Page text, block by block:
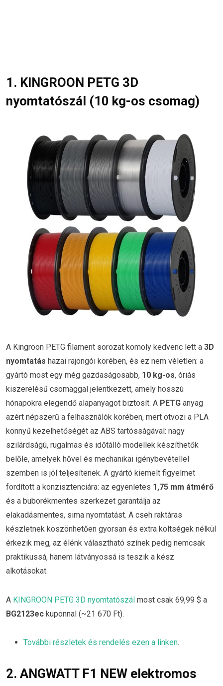
1. KINGROON PETG 3D
nyomtatószál (10 kg-os csomag)
A Kingroon PETG filament sorozat komoly kedvenc lett a 3D
nyomtatás hazai rajongói körében, és ez nem véletlen: a
gyártó most egy még gazdaságosabb, 10 kg-os, óriás
kiszerelésű csomaggal jelentkezett, amely hosszú
hónapokra elegendő alapanyagot biztosít. A PETG anyag
azért népszerű a felhasználók körében, mert ötvözi a PLA
könnyű kezelhetőségét az ABS tartósságával: nagy
szilárdságú, rugalmas és időtálló modellek készíthetők
belőle, amelyek hővel és mechanikai igénybevétellel
szemben is jól teljesítenek. A gyártó kiemelt figyelmet
fordított a konzisztenciára: az egyenletes 1,75 mm átmérő
és a buborékmentes szerkezet garantálja az
elakadásmentes, sima nyomtatást. A cseh raktáras
készletnek köszönhetően gyorsan és extra költségek nélkül
érkezik meg, az élénk választható színek pedig nemcsak
praktikussá, hanem látványossá is teszik a kész
alkotásokat.
A KINGROON PETG 3D nyomtatószál most csak 69,99 $ a
BG2123ec kuponnal (~21 670 Ft).
További részletek és rendelés ezen a linken.
2. ANGWATT F1 NEW elektromos